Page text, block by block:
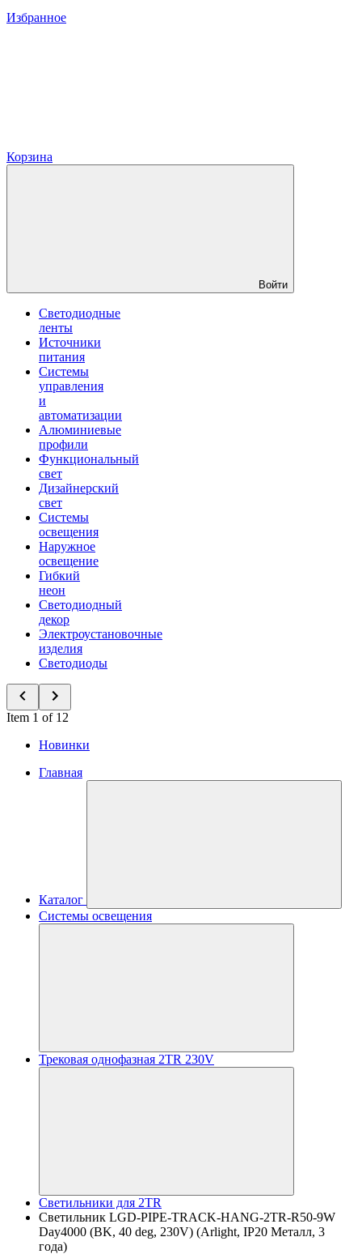
Избранное
Корзина
Войти
Светодиодные
ленты
Источники
питания
Системы
управления
и
автоматизации
Алюминиевые
профили
Функциональный
свет
Дизайнерский
свет
Системы
освещения
Наружное
освещение
Гибкий
неон
Светодиодный
декор
Электроустановочные
изделия
Светодиоды
Item 1 of 12
Новинки
Главная
Каталог
Системы освещения
Трековая однофазная 2TR 230V
Светильники для 2TR
Светильник LGD-PIPE-TRACK-HANG-2TR-R50-9W
Day4000 (BK, 40 deg, 230V) (Arlight, IP20 Металл, 3
года)